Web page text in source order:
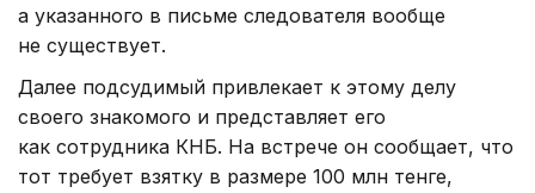
а указанного в письме следователя вообще
не существует.
Далее подсудимый привлекает к этому делу
своего знакомого и представляет его
как сотрудника КНБ. На встрече он сообщает, что
тот требует взятку в размере 100 млн тенге,